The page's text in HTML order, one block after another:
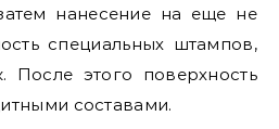
нанесение на еще не
специальных штампов,
После этого поверхность
составами.